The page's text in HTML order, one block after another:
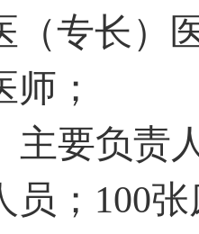
（专长）
；
主要负
； 100